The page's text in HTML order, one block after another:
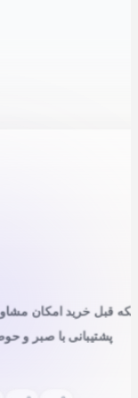
قبل خرید امکان
که پشتیبانی با صبر و